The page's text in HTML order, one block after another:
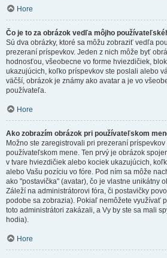
Hore
Čo je to za obrázok vedľa môjho
Sú dva obrázky, ktoré sa môžu zobraziť vedľa
prezeraní príspevkov. Jeden z nich môže byť
hodnosťou, všeobecne vo forme hviezdičiek,
ukazujúcich, koľko príspevkov ste poslali alebo
väčší, obrázok je známy ako avatar a je vo
používateľa.
Hore
Ako zobrazím obrázok pri používateľskom
Možno ste zaregistrovali pri prezeraní
používateľskom mene. Ten prvý je obrázok
v tvare hviezdičiek alebo kociek ukazujúcich,
alebo Vašu pozíciu vo fóre. Pod ním sa môže
ako "postavička" (avatar), čo je vlastne unikátny
Záleží na administrátorovi fóra, či postavičky
podobe sa zobrazia). Pokiaľ nemôžete využívať
toto administrátori zakázali, a Vy by ste sa mali
hodia).
Hore